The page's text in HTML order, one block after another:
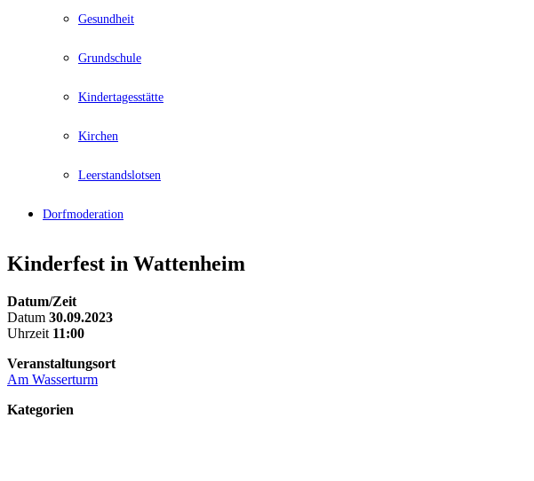
Gesundheit
Grundschule
Kindertagesstätte
Kirchen
Leerstandslotsen
Dorfmoderation
Kinderfest in Wattenheim
Datum/Zeit
Datum 30.09.2023
Uhrzeit 11:00
Veranstaltungsort
Am Wasserturm
Kategorien